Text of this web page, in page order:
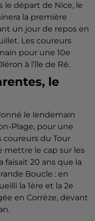
le départ de Nice, le
la première
un jour de repos en
Les coureurs
pour une 10e
à l’île de Ré.
le
le lendemain
Plage, pour une
coureurs du Tour
mettre le cap sur les
faisait 20 ans que la
Boucle : en
la 1ère et la 2e
en Corrèze, devant